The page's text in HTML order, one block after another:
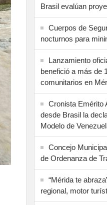
Brasil evalúan
Cuerpos de
nocturnos para
Lanzamiento
benefició a más de
comunitarios en
Cronista Emérito
desde Brasil la
Modelo de
Concejo
de Ordenanza de
“Mérida te
regional, motor